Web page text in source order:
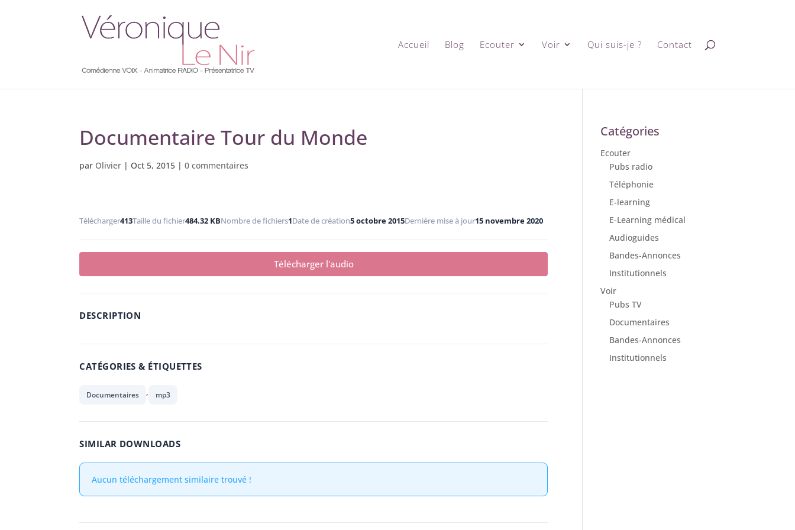
Accueil Blog Ecouter Voir Qui suis-je ? Contact
Documentaire Tour du Monde
par Olivier | Oct 5, 2015 |0 commentaires
Télécharger413Taille du fichier484.32 KBNombre de fichiers1Date de création5 octobre 2015Dernière mise à jour15 novembre 2020
Télécharger l'audio
DESCRIPTION
CATÉGORIES & ÉTIQUETTES
Documentaires , mp3
SIMILAR DOWNLOADS
Aucun téléchargement similaire trouvé !
Catégories
Ecouter
Pubs radio
Téléphonie
E-learning
E-Learning médical
Audioguides
Bandes-Annonces
Institutionnels
Voir
Pubs TV
Documentaires
Bandes-Annonces
Institutionnels